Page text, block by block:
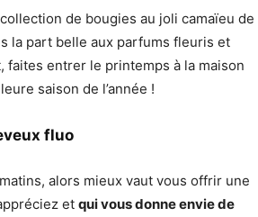
de bougies au joli camaïeu de
la part belle aux parfums fleuris et
faites entrer le printemps à la maison
saison de l’année !
fluo
alors mieux vaut vous offrir une
et qui vous donne envie de